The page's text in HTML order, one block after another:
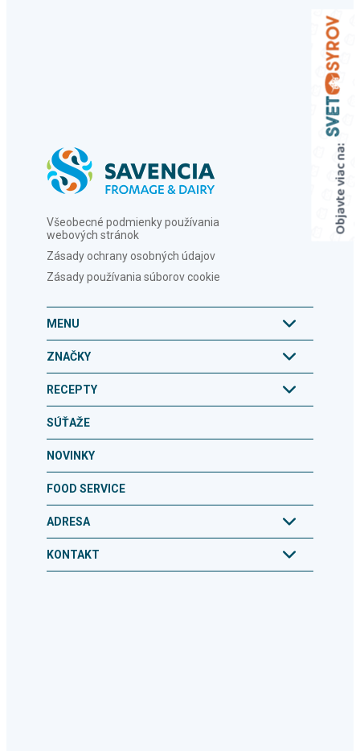
Objavte viac na:
Všeobecné podmienky používania
webových stránok
Zásady ochrany osobných údajov
Zásady používania súborov cookie
MENU
ZNAČKY
RECEPTY
SÚŤAŽE
NOVINKY
FOOD SERVICE
ADRESA
KONTAKT